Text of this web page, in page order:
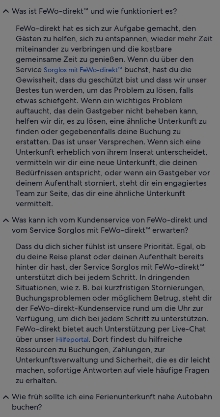
Was ist FeWo-direkt™ und wie funktioniert es?
FeWo-direkt hat es sich zur Aufgabe gemacht, den
Gästen zu helfen, sich zu entspannen, wieder mehr Zeit
miteinander zu verbringen und die kostbare
gemeinsame Zeit zu genießen. Wenn du über den
Service Sorglos mit FeWo-direkt™ buchst, hast du die
Gewissheit, dass du geschützt bist und dass wir unser
Bestes tun werden, um das Problem zu lösen, falls
etwas schiefgeht. Wenn ein wichtiges Problem
auftaucht, das dein Gastgeber nicht beheben kann,
helfen wir dir, es zu lösen, eine ähnliche Unterkunft zu
finden oder gegebenenfalls deine Buchung zu
erstatten. Das ist unser Versprechen. Wenn sich eine
Unterkunft erheblich von ihrem Inserat unterscheidet,
vermitteln wir dir eine neue Unterkunft, die deinen
Bedürfnissen entspricht, oder wenn ein Gastgeber vor
deinem Aufenthalt storniert, steht dir ein engagiertes
Team zur Seite, das dir eine ähnliche Unterkunft
vermittelt.
Was kann ich vom Kundenservice von FeWo-direkt und
vom Service Sorglos mit FeWo-direkt™ erwarten?
Dass du dich sicher fühlst ist unsere Priorität. Egal, ob
du deine Reise planst oder deinen Aufenthalt bereits
hinter dir hast, der Service Sorglos mit FeWo-direkt™
unterstützt dich bei jedem Schritt. In dringenden
Situationen, wie z. B. bei kurzfristigen Stornierungen,
Buchungsproblemen oder möglichem Betrug, steht dir
der FeWo-direkt-Kundenservice rund um die Uhr zur
Verfügung, um dich bei jedem Schritt zu unterstützen.
FeWo-direkt bietet auch Unterstützung per Live-Chat
über unser Hilfeportal. Dort findest du hilfreiche
Ressourcen zu Buchungen, Zahlungen, zur
Unterkunftsverwaltung und Sicherheit, die es dir leicht
machen, sofortige Antworten auf viele häufige Fragen
zu erhalten.
Wie früh sollte ich eine Ferienunterkunft nahe Autobahn
buchen?